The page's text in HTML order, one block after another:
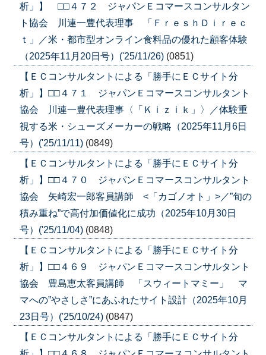
析」】 □□４７２ ジャパンＥコマースコンサルタン
ト協会 川連一豊代表理事 「ＦｒｅｓｈＤｉｒｅｃ
ｔ」／米・都市型オンライン食料品の優れた顧客体験
（2025年11月20日号）('25/11/26) (0851)
【ＥＣコンサルタントによる「勝手にＥＣサイト分
析」】□□４７１ ジャパンＥコマースコンサルタント
協会 川連一豊代表理事〈「Ｋｉｚｉｋ」〉／体験重
視する米・シューズメーカーの戦略（2025年11月6日
号）('25/11/11) (0849)
【ＥＣコンサルタントによる「勝手にＥＣサイト分
析」】□□４７０ ジャパンＥコマースコンサルタント
協会 矢崎宏一郎客員講師 <「カゴノオト」>／”旬の
積み重ね”で高付加価値化に成功（2025年10月30日
号）('25/11/04) (0848)
【ＥＣコンサルタントによる「勝手にＥＣサイト分
析」】□□４６９ ジャパンＥコマースコンサルタント
協会 豊島恵太客員講師 「スウィートマミー」 マ
マへの”やさしさ”にあふれたサイト設計（2025年10月
23日号）('25/10/24) (0847)
【ＥＣコンサルタントによる「勝手にＥＣサイト分